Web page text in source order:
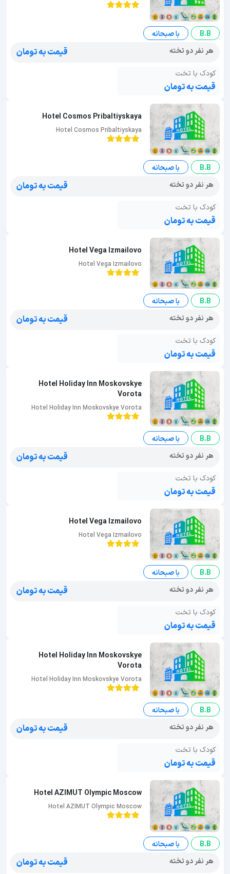
B.B
با صبحانه
هر نفر دو تخته
قیمت به تومان
کودک با تخت
قیمت به تومان
Hotel Cosmos Pribaltiyskaya
Hotel Cosmos Pribaltiyskaya
B.B
با صبحانه
هر نفر دو تخته
قیمت به تومان
کودک با تخت
قیمت به تومان
Hotel Vega Izmailovo
Hotel Vega Izmailovo
B.B
با صبحانه
هر نفر دو تخته
قیمت به تومان
کودک با تخت
قیمت به تومان
Hotel Holiday Inn Moskovskye
Vorota
Hotel Holiday Inn Moskovskye Vorota
B.B
با صبحانه
هر نفر دو تخته
قیمت به تومان
کودک با تخت
قیمت به تومان
Hotel Vega Izmailovo
Hotel Vega Izmailovo
B.B
با صبحانه
هر نفر دو تخته
قیمت به تومان
کودک با تخت
قیمت به تومان
Hotel Holiday Inn Moskovskye
Vorota
Hotel Holiday Inn Moskovskye Vorota
B.B
با صبحانه
هر نفر دو تخته
قیمت به تومان
کودک با تخت
قیمت به تومان
Hotel AZIMUT Olympic Moscow
Hotel AZIMUT Olympic Moscow
B.B
با صبحانه
هر نفر دو تخته
قیمت به تومان